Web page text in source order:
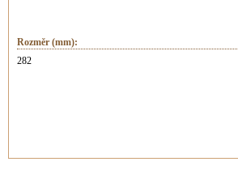
Rozměr (mm):
282